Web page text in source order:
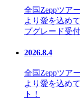
全国Zeppツア
より愛を込め
プグレード受付
2026.8.4
全国Zeppツア
より愛を込め
ト！